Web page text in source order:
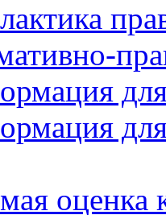
для
оценка